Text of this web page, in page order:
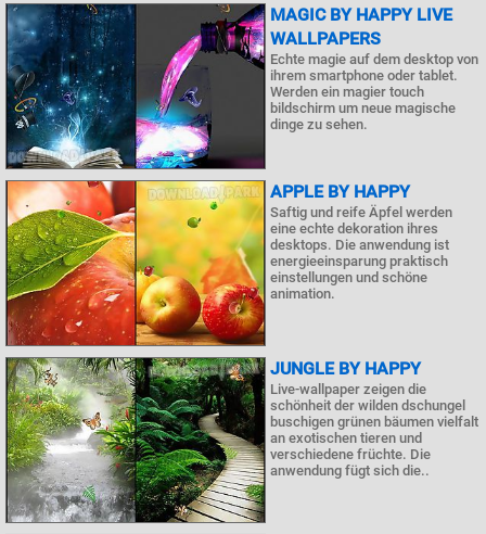
MAGIC BY HAPPY LIVE
WALLPAPERS
Echte magie auf dem desktop von
ihrem smartphone oder tablet.
Werden ein magier touch
bildschirm um neue magische
dinge zu sehen.
APPLE BY HAPPY
Saftig und reife Äpfel werden
eine echte dekoration ihres
desktops. Die anwendung ist
energieeinsparung praktisch
einstellungen und schöne
animation.
JUNGLE BY HAPPY
Live-wallpaper zeigen die
schönheit der wilden dschungel
buschigen grünen bäumen vielfalt
an exotischen tieren und
verschiedene früchte. Die
anwendung fügt sich die..